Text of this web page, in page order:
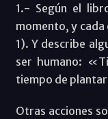
1.- Según el
momento, y
1). Y describe
ser humano:
tiempo de
Otras acciones